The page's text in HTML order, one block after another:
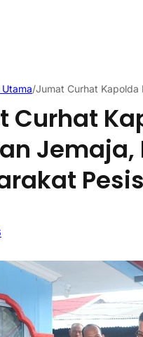
/Jumat Curhat Kapolda
Curhat
Jemaja,